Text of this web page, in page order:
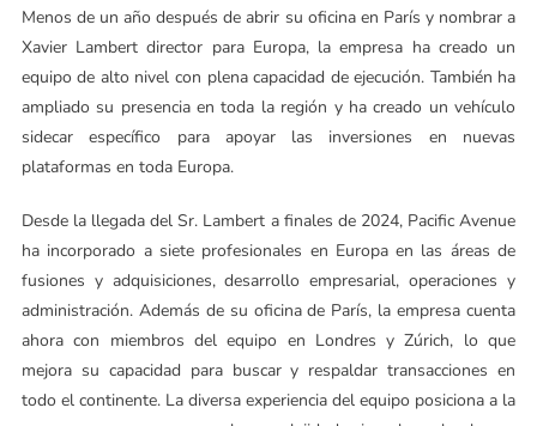
Menos de un año después de abrir su oficina en París y nombrar a
Xavier Lambert director para Europa, la empresa ha creado un
equipo de alto nivel con plena capacidad de ejecución. También ha
ampliado su presencia en toda la región y ha creado un vehículo
sidecar específico para apoyar las inversiones en nuevas
plataformas en toda Europa.
Desde la llegada del Sr. Lambert a finales de 2024, Pacific Avenue
ha incorporado a siete profesionales en Europa en las áreas de
fusiones y adquisiciones, desarrollo empresarial, operaciones y
administración. Además de su oficina de París, la empresa cuenta
ahora con miembros del equipo en Londres y Zúrich, lo que
mejora su capacidad para buscar y respaldar transacciones en
todo el continente. La diversa experiencia del equipo posiciona a la